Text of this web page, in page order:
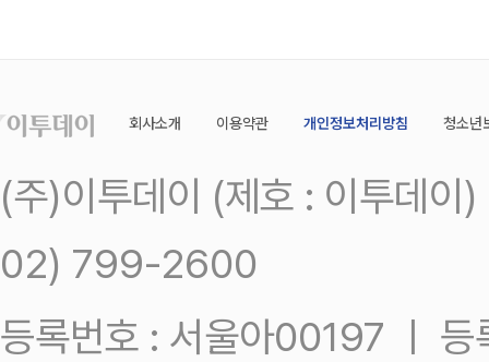
회사소개 이용약관 개인정보처리방침 청소년
(주)이투데이 (제호 : 이투데
02) 799-2600
등록번호 : 서울아00197 ㅣ